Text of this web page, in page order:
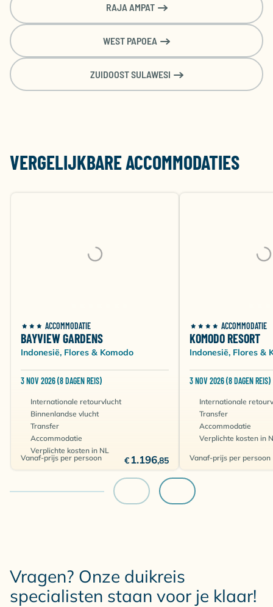
RAJA AMPAT
WEST PAPOEA
ZUIDOOST SULAWESI
VERGELIJKBARE ACCOMMODATIES
ACCOMMODATIE
BAYVIEW GARDENS
Indonesië, Flores & Komodo
3 NOV 2026 (8 DAGEN REIS)
Internationale retourvlucht
Binnenlandse vlucht
Transfer
Accommodatie
Verplichte kosten in NL
Vanaf-prijs per persoon
€ 1.196,85
ACCOMMODATIE
KOMODO RESORT
Indonesië, Flores &
3 NOV 2026 (8 DAGEN REIS)
Internationale
Transfer
Accommodatie
Verplichte kosten in
Vanaf-prijs per persoon
Vragen? Onze duikreis
specialisten staan voor je klaar!